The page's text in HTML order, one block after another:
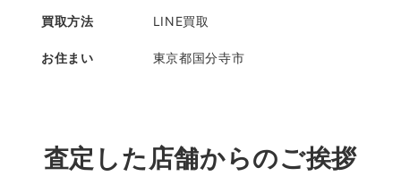
買取方法 LINE買取
お住まい 東京都国分寺市
査定した店舗からのご挨拶